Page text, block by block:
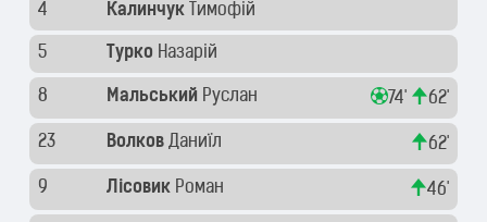
4 Калинчук Тимофій
5 Турко Назарій
8 Мальський Руслан 74' 62'
23 Волков Даниїл 62'
9 Лісовик Роман 46'